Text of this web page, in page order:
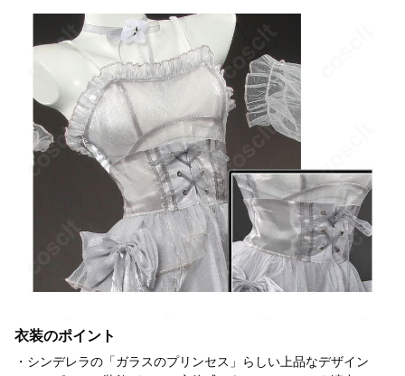
衣装のポイント
・シンデレラの「ガラスのプリンセス」らしい上品なデザイン